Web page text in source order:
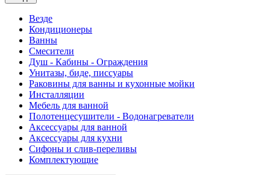
Везде
Кондиционеры
Ванны
Смесители
Душ - Кабины - Ограждения
Унитазы, биде, писсуары
Раковины для ванны и кухонные мойки
Инсталляции
Мебель для ванной
Полотенцесушители - Водонагреватели
Аксессуары для ванной
Аксессуары для кухни
Сифоны и слив-переливы
Комплектующие